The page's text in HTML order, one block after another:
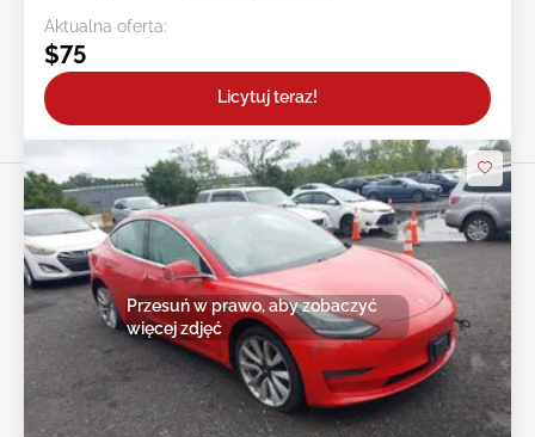
Aktualna oferta:
$75
Licytuj teraz!
Przesuń w prawo, aby zobaczyć
więcej zdjęć